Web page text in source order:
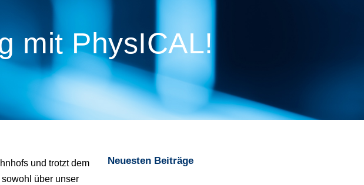
mit PhysICAL!
und trotzt dem
über unser
Neuesten Beiträge